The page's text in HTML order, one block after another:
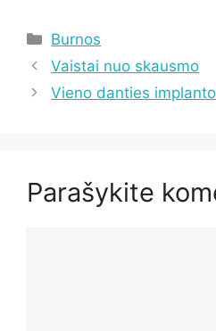
Kategorijos
Burnos
Vaistai nuo skausmo
Vieno danties
Parašykite